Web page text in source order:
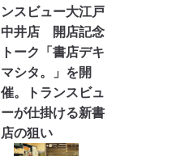
ンスビュー大江戸
中井店 開店記念
トーク「書店デキ
マシタ。」を開
催。トランスビュ
ーが仕掛ける新書
店の狙い